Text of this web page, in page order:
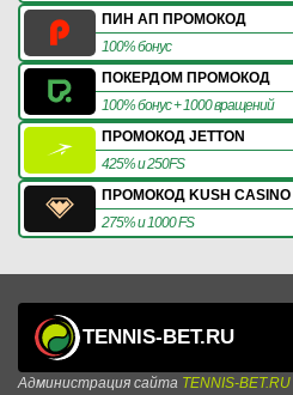
ПИН АП ПРОМОКОД
100% бонус
ПОКЕРДОМ ПРОМОКОД
100% бонус + 1000 вращений
ПРОМОКОД JETTON
425% и 250FS
ПРОМОКОД KUSH CASINO
275% и 1000 FS
TENNIS-BET.RU
Администрация сайта TENNIS-BET.RU